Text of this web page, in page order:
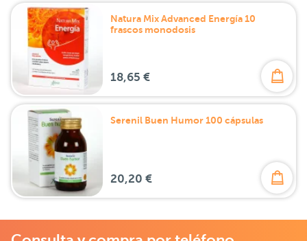
Natura Mix Advanced Energía 10
frascos monodosis
18,65 €
Serenil Buen Humor 100 cápsulas
20,20 €